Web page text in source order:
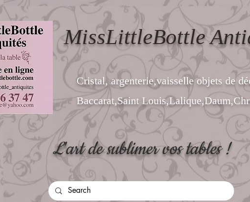
MissLittleBottle
Cristal, argenterie,vaisselle objets de
Baccarat,Saint
L'art de sublimer vos tables !